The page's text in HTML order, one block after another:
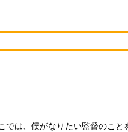
では、僕がなりたい監督のこ